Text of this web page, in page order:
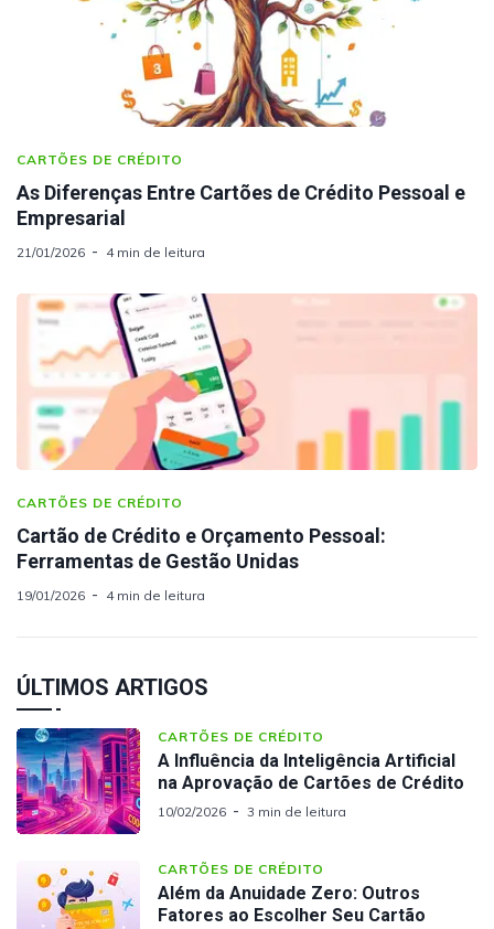
CARTÕES DE CRÉDITO
As Diferenças Entre Cartões de Crédito Pessoal e
Empresarial
21/01/2026 4 min de leitura
CARTÕES DE CRÉDITO
Cartão de Crédito e Orçamento Pessoal:
Ferramentas de Gestão Unidas
19/01/2026 4 min de leitura
ÚLTIMOS ARTIGOS
CARTÕES DE CRÉDITO
A Influência da Inteligência Artificial
na Aprovação de Cartões de Crédito
10/02/2026 3 min de leitura
CARTÕES DE CRÉDITO
Além da Anuidade Zero: Outros
Fatores ao Escolher Seu Cartão